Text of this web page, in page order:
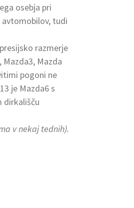
osebja pri
tudi
razmerje
Mazda
pogoni ne
je Mazda6 s
dirkališču
v nekaj tednih).